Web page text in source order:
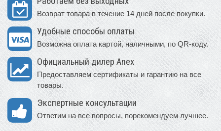
Возврат товара в течение 14 дней после покупки.
Удобные способы оплаты
Возможна оплата картой, наличными, по QR-коду.
Официальный дилер Anex
Предоставляем сертификаты и гарантию на все
товары.
Экспертные консультации
Ответим на все вопросы, порекомендуем лучшее.